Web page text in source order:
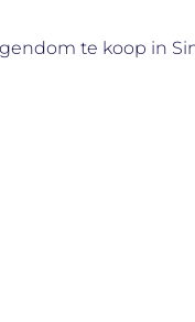
te koop in